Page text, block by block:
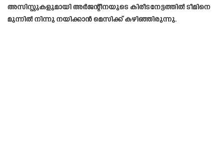
അസിസ്റ്റുകളുമായി അർജന്റീനയുടെ കിരീടനേട്ടത്തിൽ ടീമിനെ
മുന്നിൽ നിന്നു നയിക്കാൻ മെസിക്ക് കഴിഞ്ഞിരുന്നു.